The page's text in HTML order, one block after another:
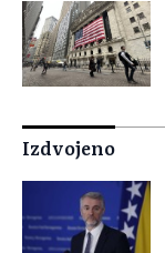
Izdvojeno